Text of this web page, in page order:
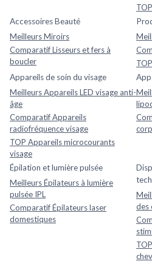
Accessoires Beauté
Meilleurs Miroirs
Comparatif Lisseurs et fers à
boucler
Appareils de soin du visage
Meilleurs Appareils LED visage anti-
âge
Comparatif Appareils
radiofréquence visage
TOP Appareils microcourants
visage
Épilation et lumière pulsée
Meilleurs Épilateurs à lumière
pulsée IPL
Comparatif Épilateurs laser
domestiques
des